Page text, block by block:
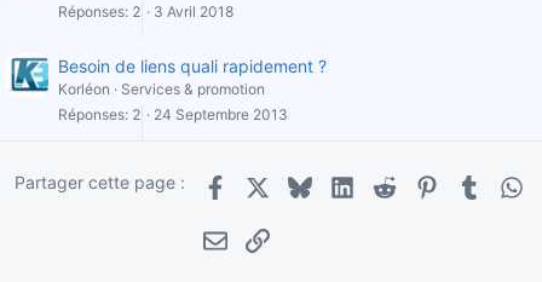
Réponses 2 3 Avril 2018
Besoin de liens quali rapidement ?
Korléon
Services & promotion
Réponses 2 24 Septembre 2013
Partager cette page :
Facebook
X BlueskyLinkedInRedditPinterestTumblr
E-mailLien